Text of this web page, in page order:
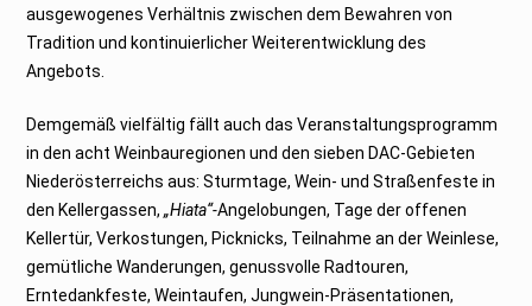
ausgewogenes Verhältnis zwischen dem Bewahren von
Tradition und kontinuierlicher Weiterentwicklung des
Angebots.
Demgemäß vielfältig fällt auch das Veranstaltungsprogramm
in den acht Weinbauregionen und den sieben DAC-Gebieten
Niederösterreichs aus: Sturmtage, Wein- und Straßenfeste in
den Kellergassen,„Hiata“-Angelobungen, Tage der offenen
Kellertür, Verkostungen, Picknicks, Teilnahme an der Weinlese,
gemütliche Wanderungen, genussvolle Radtouren,
Erntedankfeste, Weintaufen, Jungwein-Präsentationen,